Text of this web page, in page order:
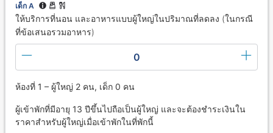
เด็ก A
ให้บริการที่นอน และอาหารแบบผู้ใหญ่ในปริมาณที่ลดลง (ในกรณี
ที่ข้อเสนอรวมอาหาร)
0
ห้องที่ 1 – ผู้ใหญ่ 2 คน, เด็ก 0 คน
ผู้เข้าพักที่มีอายุ 13 ปีขึ้นไปถือเป็นผู้ใหญ่ และจะต้องชำระเงินใน
ราคาสำหรับผู้ใหญ่เมื่อเข้าพักในที่พักนี้